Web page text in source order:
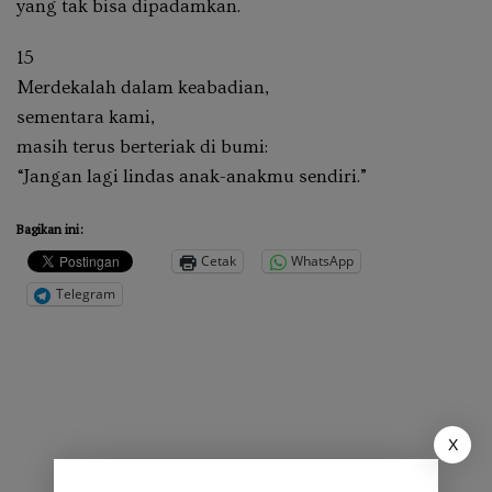
yang tak bisa dipadamkan.
15
Merdekalah dalam keabadian,
sementara kami,
masih terus berteriak di bumi:
“Jangan lagi lindas anak-anakmu sendiri.”
Bagikan ini:
Cetak
WhatsApp
Telegram
X